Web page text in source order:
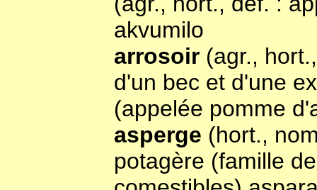
akvumilo
arrosoir (agr.,
d'un bec et d'une
(appelée pomme
asperge (hort.,
potagère (famille